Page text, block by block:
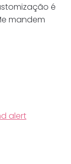
é
mandem
alert